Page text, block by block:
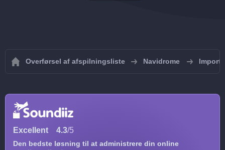
Overførsel af afspilningsliste Navidrome
Excellent 4.3/5
Den bedste løsning til at administrere din online